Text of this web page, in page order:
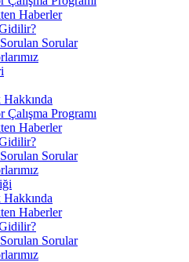
Haberler
Sorulan Sorular
Çalışma Programı
Haberler
Sorulan Sorular
Haberler
Sorulan Sorular